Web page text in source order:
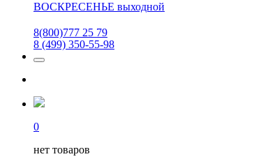
ВОСКРЕСЕНЬЕ выходной
8(800)777 25 79
8 (499) 350-55-98
0
нет товаров